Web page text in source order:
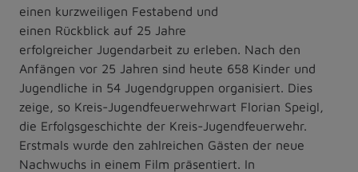
einen kurzweiligen Festabend und
einen Rückblick auf 25 Jahre
erfolgreicher Jugendarbeit zu erleben. Nach den
Anfängen vor 25 Jahren sind heute 658 Kinder und
Jugendliche in 54 Jugendgruppen organisiert. Dies
zeige, so Kreis-Jugendfeuerwehrwart Florian Speigl,
die Erfolgsgeschichte der Kreis-Jugendfeuerwehr.
Erstmals wurde den zahlreichen Gästen der neue
Nachwuchs in einem Film präsentiert. In